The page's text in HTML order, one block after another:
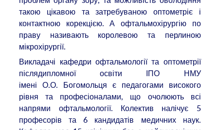
такою цікавою та затребуваною оптометріє і
контактною корекцією. А офтальмохірургію по
праву називають королевою та перлиною
мікрохірургії.
Викладачі кафедри офтальмології та оптометрії
післядипломної освіти ІПО НМУ
імені О.О. Богомольця є педагогами високого
рівня та професіоналами, що очолюють всі
напрями офтальмології. Колектив налічує 5
професорів та 6 кандидатів медичних наук.